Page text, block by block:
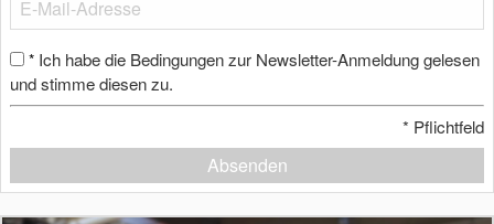
* Ich habe die Bedingungen zur Newsletter-Anmeldung gelesen
und stimme diesen zu.
* Pflichtfeld
Absenden